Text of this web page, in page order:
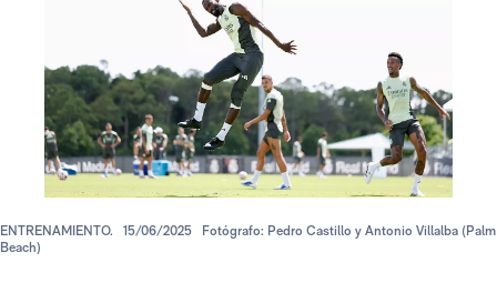
ENTRENAMIENTO. 15/06/2025
Fotógrafo: Pedro Castillo y Antonio Villalba (Palm
Beach)